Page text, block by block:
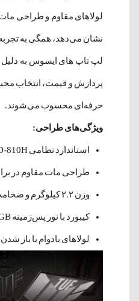
لولاهای مقاوم و طراحی مات
نشان می‌دهد، همگی به
لپ تاپ های ایسوس به دلیل
پردازش و قیمت، انتخاب
حرفه‌ای محسوب می‌شوند.
ویژگی‌های طراحی:
استاندارد نظامی MIL-STD-810H برای مقاومت بالا
طراحی مات مقاوم در
وزن ۲.۲ کیلوگرم و ضخامت ۲ سانتی‌متر
کیبورد با نور پس‌زمینه RGB
لولاهای بادوام با باز